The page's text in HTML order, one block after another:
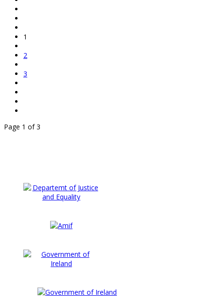
1
2
3
Page 1 of 3